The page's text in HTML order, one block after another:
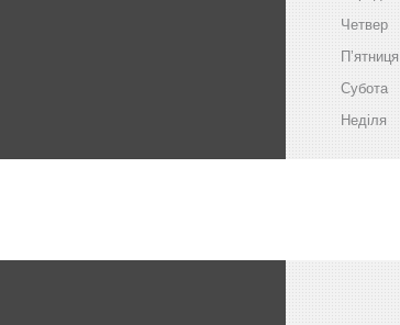
Четвер
Пʼятниця
Субота
Неділя